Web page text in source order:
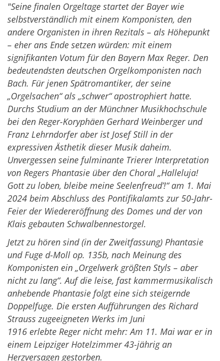
"Seine finalen Orgeltage startet der Bayer wie
selbstverständlich mit einem Komponisten, den
andere Organisten in ihren Rezitals – als Höhepunkt
– eher ans Ende setzen würden: mit einem
signifikanten Votum für den Bayern Max Reger. Den
bedeutendsten deutschen Orgelkomponisten nach
Bach. Für jenen Spätromantiker, der seine
„Orgelsachen“ als „schwer“ apostrophiert hatte.
Durchs Studium an der Münchner Musikhochschule
bei den Reger-Koryphäen Gerhard Weinberger und
Franz Lehrndorfer aber ist Josef Still in der
expressiven Ästhetik dieser Musik daheim.
Unvergessen seine fulminante Trierer Interpretation
von Regers Phantasie über den Choral „Halleluja!
Gott zu loben, bleibe meine Seelenfreud’!“ am 1. Mai
2024 beim Abschluss des Pontifikalamts zur 50-Jahr-
Feier der Wiedereröffnung des Domes und der von
Klais gebauten Schwalbennestorgel.
Jetzt zu hören sind (in der Zweitfassung) Phantasie
und Fuge d-Moll op. 135b, nach Meinung des
Komponisten ein „Orgelwerk größten Styls – aber
nicht zu lang“. Auf die leise, fast kammermusikalisch
anhebende Phantasie folgt eine sich steigernde
Doppelfuge. Die ersten Aufführungen des Richard
Strauss zugeeigneten Werks im Juni
1916 erlebte Reger nicht mehr: Am 11. Mai war er in
einem Leipziger Hotelzimmer 43-jährig an
Herzversagen gestorben.